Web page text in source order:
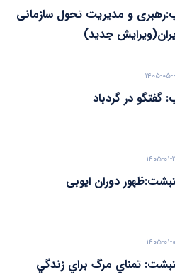
و مدیریت تحول سازمانی
جدید)
۰۵-۰۲
گفتگو در گردباد
۰۱-۲۷
دوران ايوبی
۰۱-۰۶
تمناي مرگ براي زندگي